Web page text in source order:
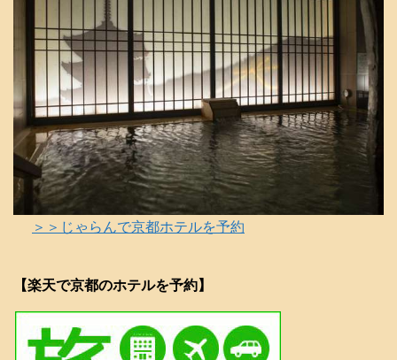
＞＞じゃらんで京都ホテルを予約
【楽天で京都のホテルを予約】